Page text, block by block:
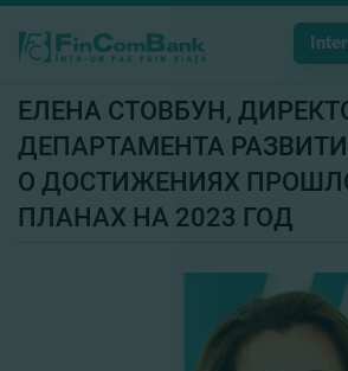
ЕЛЕНА СТОВБУН,
ДЕПАРТАМЕНТА
О ДОСТИЖЕНИЯХ
ПЛАНАХ НА 2023 ГОД